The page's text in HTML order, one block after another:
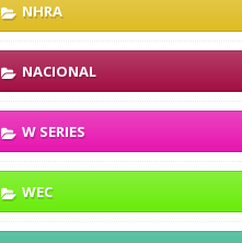
NHRA
NACIONAL
W SERIES
WEC